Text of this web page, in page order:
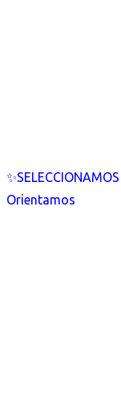
Orientamos